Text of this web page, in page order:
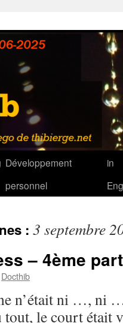
Développement
personnel
in
: 3 septembre
– 4ème
Docthib
n’était ni …, ni
le court était